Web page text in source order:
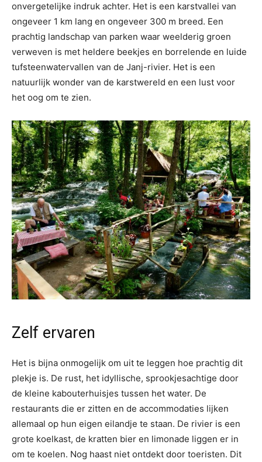
onvergetelijke indruk achter. Het is een karstvallei van
ongeveer 1 km lang en ongeveer 300 m breed. Een
prachtig landschap van parken waar weelderig groen
verweven is met heldere beekjes en borrelende en luide
tufsteenwatervallen van de Janj-rivier. Het is een
natuurlijk wonder van de karstwereld en een lust voor
het oog om te zien.
Zelf ervaren
Het is bijna onmogelijk om uit te leggen hoe prachtig dit
plekje is. De rust, het idyllische, sprookjesachtige door
de kleine kabouterhuisjes tussen het water. De
restaurants die er zitten en de accommodaties lijken
allemaal op hun eigen eilandje te staan. De rivier is een
grote koelkast, de kratten bier en limonade liggen er in
om te koelen. Nog haast niet ontdekt door toeristen. Dit